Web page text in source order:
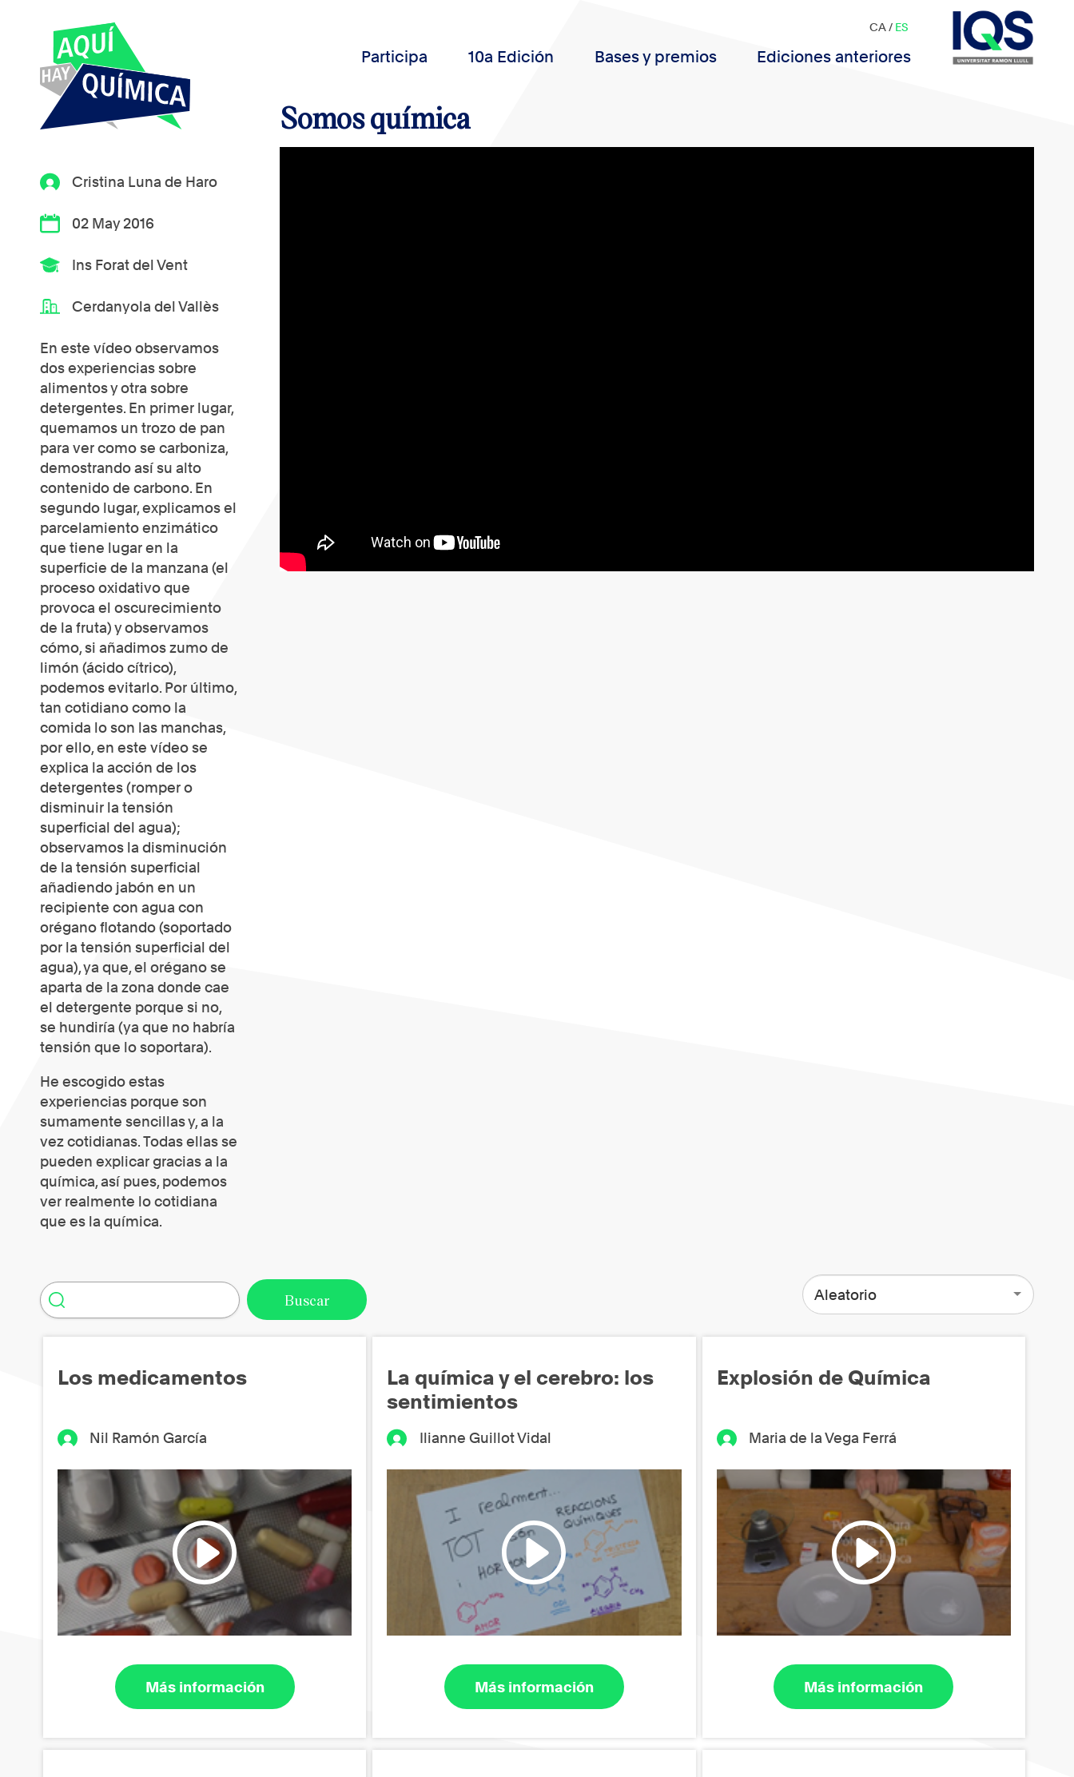
Participa 10a Edición Bases y premios Ediciones anteriores
CA/ ES
Cristina Luna de Haro
02 May 2016
Ins Forat del Vent
Cerdanyola del Vallès
En este vídeo observamos
dos experiencias sobre
alimentos y otra sobre
detergentes. En primer lugar,
quemamos un trozo de pan
para ver como se carboniza,
demostrando así su alto
contenido de carbono. En
segundo lugar, explicamos el
parcelamiento enzimático
que tiene lugar en la
superficie de la manzana (el
proceso oxidativo que
provoca el oscurecimiento
de la fruta) y observamos
cómo, si añadimos zumo de
limón (ácido cítrico),
podemos evitarlo. Por último,
tan cotidiano como la
comida lo son las manchas,
por ello, en este vídeo se
explica la acción de los
detergentes (romper o
disminuir la tensión
superficial del agua);
observamos la disminución
de la tensión superficial
añadiendo jabón en un
recipiente con agua con
orégano flotando (soportado
por la tensión superficial del
agua), ya que, el orégano se
aparta de la zona donde cae
el detergente porque si no,
se hundiría (ya que no habría
tensión que lo soportara).
He escogido estas
experiencias porque son
sumamente sencillas y, a la
vez cotidianas. Todas ellas se
pueden explicar gracias a la
química, así pues, podemos
ver realmente lo cotidiana
que es la química.
Somos química
Aleatorio
Los medicamentos
Nil Ramón García
Más información
La química y el cerebro: los
sentimientos
Ilianne Guillot Vidal
Más información
Explosión de Química
Maria de la Vega Ferrá
Más información